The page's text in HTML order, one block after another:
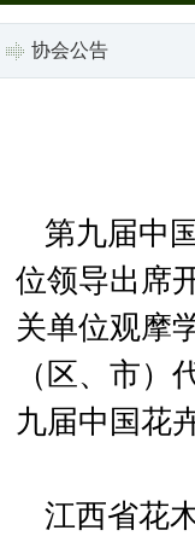
协会公告
第九届中
位领导出席
关单位观摩
（区、市）
九届中国花
江西省花